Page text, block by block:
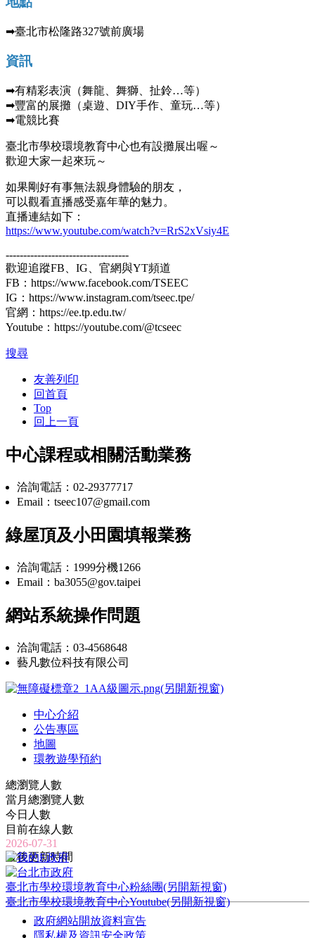
➡臺北市松隆路327號前廣場
資訊
➡有精彩表演（舞龍、舞獅、扯鈴…等）
➡豐富的展攤（桌遊、DIY手作、童玩…等）
➡電競比賽
臺北市學校環境教育中心也有設攤展出喔～
歡迎大家一起來玩～
如果剛好有事無法親身體驗的朋友，
可以觀看直播感受嘉年華的魅力。
直播連結如下：
https://www.youtube.com/watch?v=RrS2xVsiy4E
-----------------------------------
歡迎追蹤FB、IG、官網與YT頻道
FB：https://www.facebook.com/TSEEC
IG：https://www.instagram.com/tseec.tpe/
官網：https://ee.tp.edu.tw/
Youtube：https://youtube.com/@tcseec
搜尋
友善列印
回首頁
Top
回上一頁
中心課程或相關活動業務
洽詢電話：02-29377717
Email：tseec107@gmail.com
綠屋頂及小田園填報業務
洽詢電話：1999分機1266
Email：ba3055@gov.taipei
網站系統操作問題
洽詢電話：03-4568648
藝凡數位科技有限公司
中心介紹
公告專區
地圖
環教遊學預約
總瀏覽人數
當月總瀏覽人數
今日人數
目前在線人數
2026-07-31
最後更新時間
臺北市學校環境教育中心粉絲團(另開新視窗)
臺北市學校環境教育中心Youtube(另開新視窗)
政府網站開放資料宣告
隱私權及資訊安全政策